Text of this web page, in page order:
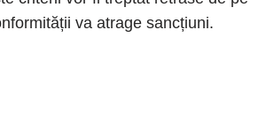
va atrage sancțiuni.